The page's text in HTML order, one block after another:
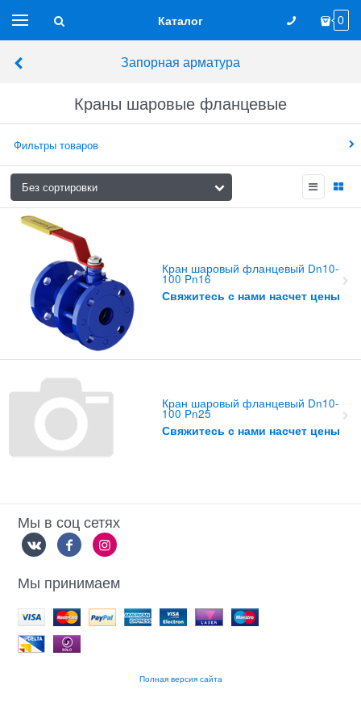
Каталог 0
Запорная арматура
Краны шаровые фланцевые
Фильтры товаров
Кран шаровый фланцевый Dn10-
100 Pn16
Свяжитесь с нами насчет цены
Кран шаровый фланцевый Dn10-
100 Pn25
Свяжитесь с нами насчет цены
Мы в соц сетях
Мы принимаем
Полная версия сайта